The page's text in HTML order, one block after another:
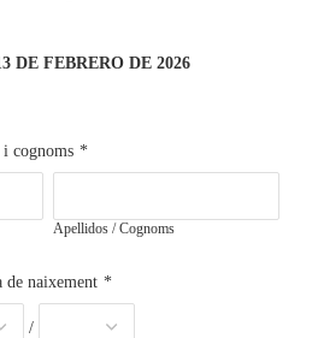
DE FEBRERO DE 2026
cognoms *
Apellidos / Cognoms
de naixement *
/